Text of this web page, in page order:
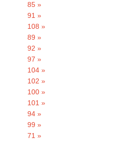
85 »
91 »
108 »
89 »
92 »
97 »
104 »
102 »
100 »
101 »
94 »
99 »
71 »